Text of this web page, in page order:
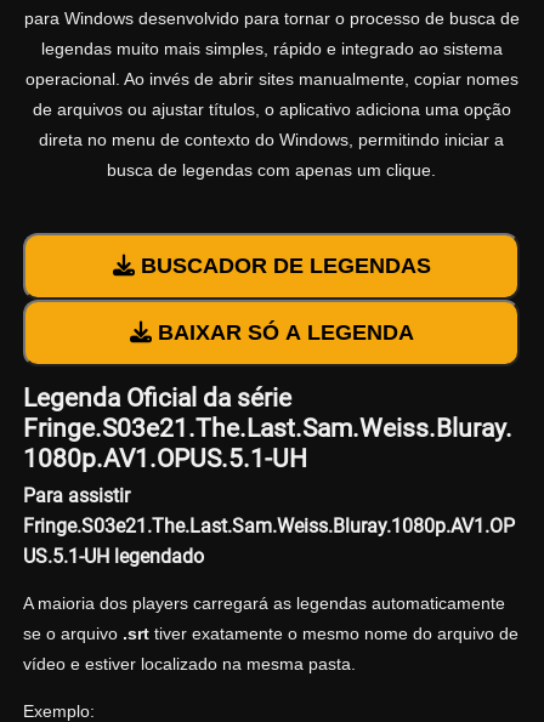
para Windows desenvolvido para tornar o processo de busca de
legendas muito mais simples, rápido e integrado ao sistema
operacional. Ao invés de abrir sites manualmente, copiar nomes
de arquivos ou ajustar títulos, o aplicativo adiciona uma opção
direta no menu de contexto do Windows, permitindo iniciar a
busca de legendas com apenas um clique.
BUSCADOR DE LEGENDAS
BAIXAR SÓ A LEGENDA
Legenda Oficial da série
Fringe.S03e21.The.Last.Sam.Weiss.Bluray.
1080p.AV1.OPUS.5.1-UH
Para assistir
Fringe.S03e21.The.Last.Sam.Weiss.Bluray.1080p.AV1.OP
US.5.1-UH legendado
A maioria dos players carregará as legendas automaticamente
se o arquivo .srttiver exatamente o mesmo nome do arquivo de
vídeo e estiver localizado na mesma pasta.
Exemplo: